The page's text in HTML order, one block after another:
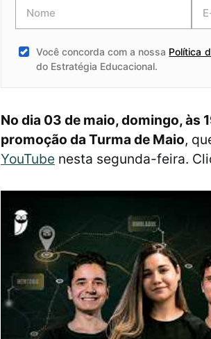
Você concorda com a nossa Política
do Estratégia Educacional.
No dia 03 de maio, domingo, às
promoção da Turma de Maio,
YouTube nesta segunda-feira.